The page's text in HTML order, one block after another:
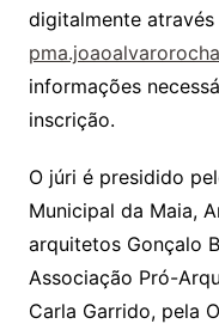
digitalmente
informações
inscrição.
O júri é presidido
Municipal da Maia,
arquitetos Gonçalo
Associação Pró-
Carla Garrido, pela